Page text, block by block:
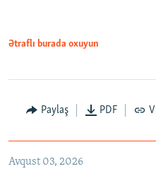
Ətraflı burada oxuyun
Paylaş PDF
Avqust 03, 2026